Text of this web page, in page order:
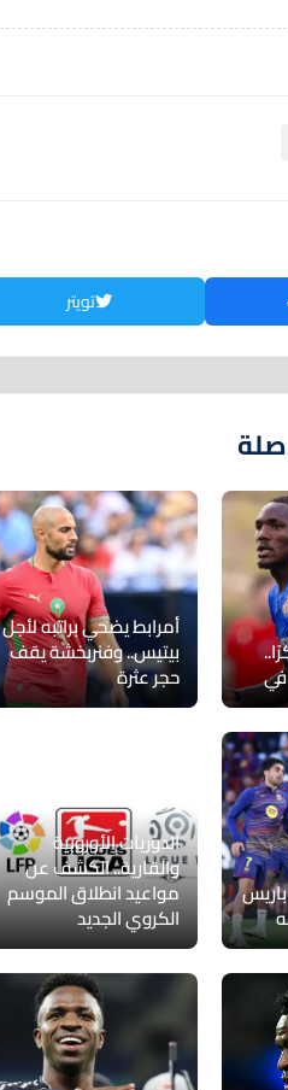
تويتر
أمرابط يضحي براتبه لأجل
بيتيس.. وفنربخشة يقف
حجر عثرة
الدوريات الأوروبية
والقارية.. الكشف عن
مواعيد انطلاق الموسم
الكروي الجديد